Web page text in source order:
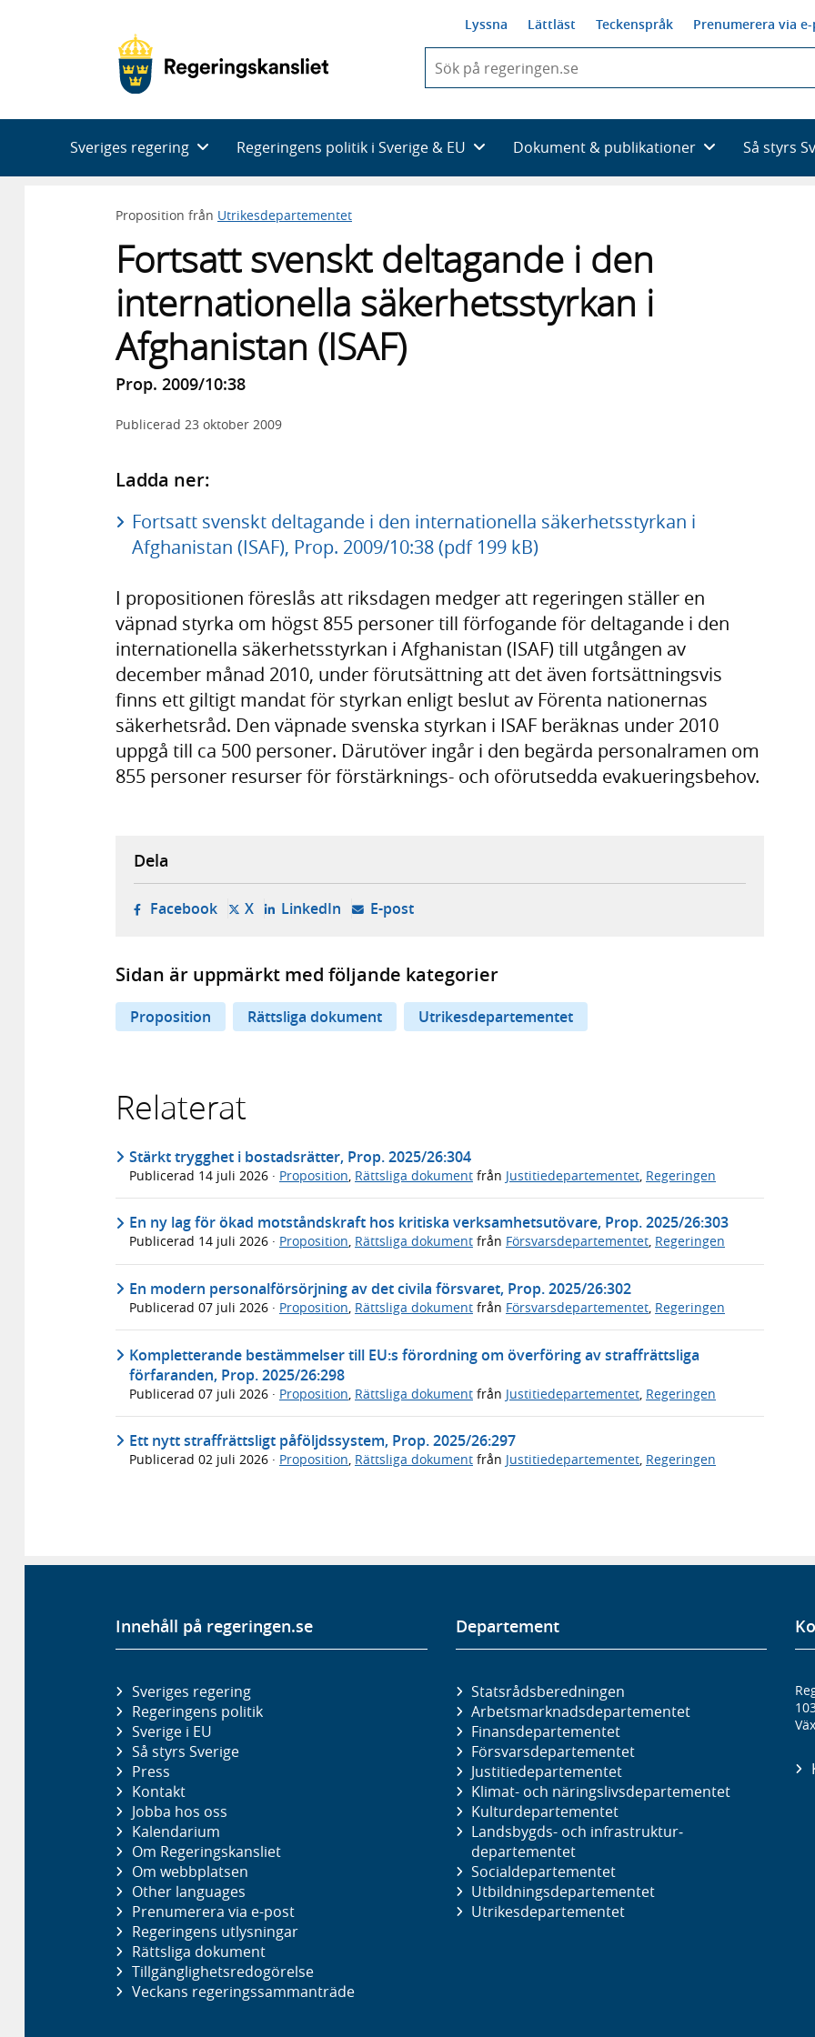
Lyssna Lättläst Teckenspråk Prenumerera via
du
skriva
framträder
en
Sveriges regering Regeringens politik i Sverige & EU Dokument & publikationer Så styrs
Proposition från Utrikesdepartementet
Fortsatt svenskt deltagande i den
internationella säkerhetsstyrkan i
Afghanistan (ISAF)
Prop. 2009/10:38
Publicerad 23 oktober 2009
Ladda ner:
Fortsatt svenskt deltagande i den internationella säkerhetsstyrkan i
Afghanistan (ISAF), Prop. 2009/10:38 (pdf 199 kB)
I propositionen föreslås att riksdagen medger att regeringen ställer en
väpnad styrka om högst 855 personer till förfogande för deltagande i den
internationella säkerhetsstyrkan i Afghanistan (ISAF) till utgången av
december månad 2010, under förutsättning att det även fortsättningsvis
finns ett giltigt mandat för styrkan enligt beslut av Förenta nationernas
säkerhetsråd. Den väpnade svenska styrkan i ISAF beräknas under 2010
uppgå till ca 500 personer. Därutöver ingår i den begärda personalramen om
855 personer resurser för förstärknings- och oförutsedda evakueringsbehov.
Dela
Facebook- öppnas i ny flik, extern webbplats,
X- öppnas i ny flik, extern webbplats,
LinkedIn- öppnas i ny flik, extern webbplats,
E-post- öppnar din e-postklient,
Sidan är uppmärkt med följande kategorier
Proposition Rättsliga dokument Utrikesdepartementet
Relaterat
Stärkt trygghet i bostadsrätter, Prop. 2025/26:304
Publicerad 14 juli 2026 · Proposition Rättsliga dokument från Justitiedepartementet Regeringen
En ny lag för ökad motståndskraft hos kritiska verksamhetsutövare, Prop. 2025/26:303
Publicerad 14 juli 2026 · Proposition, Rättsliga dokument från Försvarsdepartementet, Regeringen
En modern personalförsörjning av det civila försvaret, Prop. 2025/26:302
Publicerad 07 juli 2026 · Proposition, Rättsliga dokument från Försvarsdepartementet, Regeringen
Kompletterande bestämmelser till EU:s förordning om överföring av straffrättsliga
förfaranden, Prop. 2025/26:298
Publicerad 07 juli 2026 · Proposition Rättsliga dokument från Justitiedepartementet Regeringen
Ett nytt straffrättsligt påföljdssystem, Prop. 2025/26:297
Publicerad 02 juli 2026 · Proposition, Rättsliga dokument från Justitiedepartementet, Regeringen
Innehåll på regeringen.se
Sveriges regering
Regeringens politik
Sverige i EU
Så styrs Sverige
Press
Kontakt
Jobba hos oss
Kalendarium
Om Regeringskansliet
Om webbplatsen
Other languages
Prenumerera via e-post
Regeringens utlysningar
Rättsliga dokument
Tillgänglighetsredogörelse
Veckans regeringssammanträde
Departement
Statsrådsberedningen
Arbetsmarknads­departementet
Finans­departementet
Försvars­departementet
Justitie­departementet
Klimat- och näringslivs­departementet
Kultur­departementet
Landsbygds- och infrastruktur­
departementet
Social­departementet
Utbildnings­departementet
Utrikes­departementet